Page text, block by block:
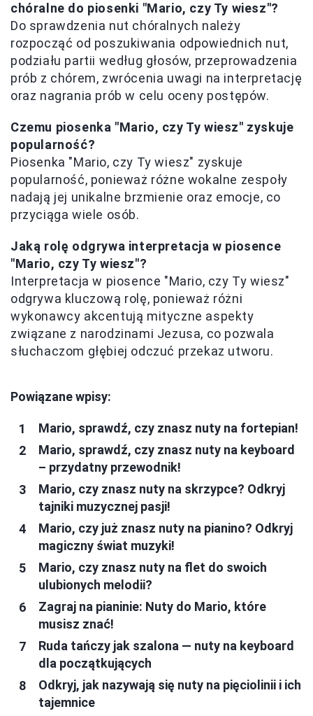
chóralne do piosenki "Mario, czy Ty wiesz"?
Do sprawdzenia nut chóralnych należy
rozpocząć od poszukiwania odpowiednich nut,
podziału partii według głosów, przeprowadzenia
prób z chórem, zwrócenia uwagi na interpretację
oraz nagrania prób w celu oceny postępów.
Czemu piosenka "Mario, czy Ty wiesz" zyskuje
popularność?
Piosenka "Mario, czy Ty wiesz" zyskuje
popularność, ponieważ różne wokalne zespoły
nadają jej unikalne brzmienie oraz emocje, co
przyciąga wiele osób.
Jaką rolę odgrywa interpretacja w piosence
"Mario, czy Ty wiesz"?
Interpretacja w piosence "Mario, czy Ty wiesz"
odgrywa kluczową rolę, ponieważ różni
wykonawcy akcentują mityczne aspekty
związane z narodzinami Jezusa, co pozwala
słuchaczom głębiej odczuć przekaz utworu.
Powiązane wpisy:
Mario, sprawdź, czy znasz nuty na fortepian!
Mario, sprawdź, czy znasz nuty na keyboard
– przydatny przewodnik!
Mario, czy znasz nuty na skrzypce? Odkryj
tajniki muzycznej pasji!
Mario, czy już znasz nuty na pianino? Odkryj
magiczny świat muzyki!
Mario, czy znasz nuty na flet do swoich
ulubionych melodii?
Zagraj na pianinie: Nuty do Mario, które
musisz znać!
Ruda tańczy jak szalona — nuty na keyboard
dla początkujących
Odkryj, jak nazywają się nuty na pięciolinii i ich
tajemnice